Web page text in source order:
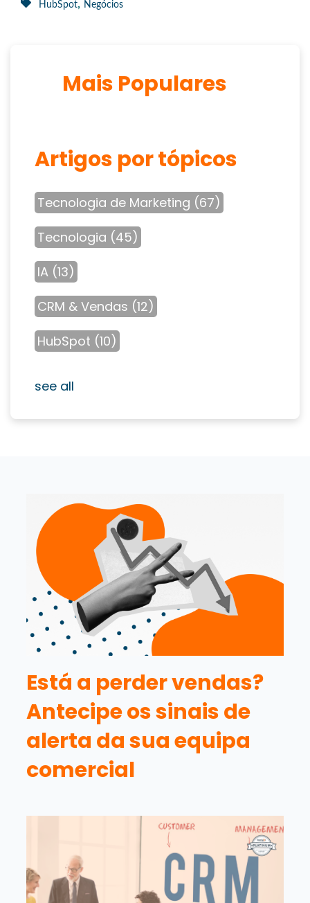
HubSpot, Negócios
Mais Populares
Artigos por tópicos
Tecnologia de Marketing (67)
Tecnologia (45)
IA (13)
CRM & Vendas (12)
HubSpot (10)
see all
Está a perder vendas?
Antecipe os sinais de
alerta da sua equipa
comercial